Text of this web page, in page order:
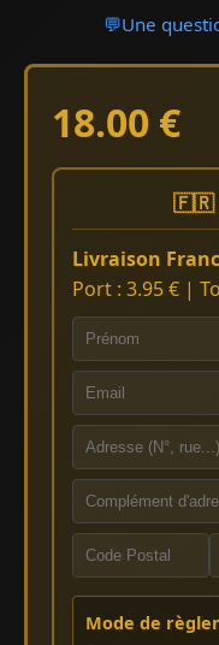
💬Une
18.00 €
🇫🇷
Livraison
Port : 3.95 € |
Mode de